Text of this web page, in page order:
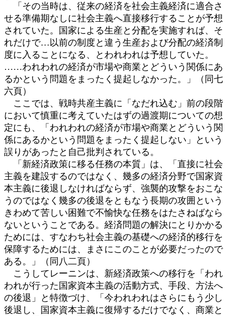
「その当時は、従来の経済を社会主義経済に適合さ
せる準備期なしに社会主義へ直接移行することが予想
されていた。国家による生産と分配を実施すれば、そ
れだけで…以前の制度と違う生産および分配の経済制
度に入ることになる、とわれわれは予想していた。
……われわれの経済が市場や商業とどういう関係にあ
るかという問題をまったく提起しなかった。」（同七
六頁）
ここでは、戦時共産主義に「なだれ込む」前の段階
において慎重に考えていたはずの過渡期についての想
定にも、「われわれの経済が市場や商業とどういう関
係にあるかという問題をまったく提起しない」という
誤りがあったと自己批判されている。
「新経済政策に移る任務の本質」は、「直接に社会
主義を建設するのではなく、幾多の経済分野で国家資
本主義に後退しなければならず、強襲的攻撃をおこな
うのではなく幾多の後退をともなう長期の攻囲という
きわめて苦しい困難で不愉快な任務をはたさねばなら
ないということである。経済問題の解決にとりかかる
ためには、すなわち社会主義の基礎への経済的移行を
保障するためには、まさにこのことが必要だったので
ある。」（同八二頁）
こうしてレーニンは、新経済政策への移行を「われ
われが行った国家資本主義の活動方式、手段、方法へ
の後退」と特徴づけ、「今われわれはさらにもう少し
後退し、国家資本主義に復帰するだけでなく、商業と